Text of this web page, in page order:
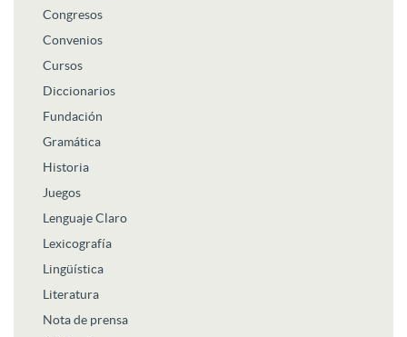
Congresos
Convenios
Cursos
Diccionarios
Fundación
Gramática
Historia
Juegos
Lenguaje Claro
Lexicografía
Lingüística
Literatura
Nota de prensa